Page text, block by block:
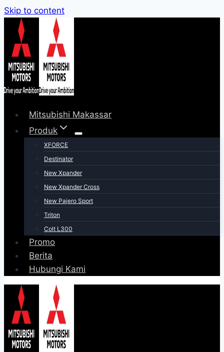
Skip to content
Mitsubishi Makassar
Produk
XFORCE
Destinator
New Xpander
New Xpander Cross
New Pajero Sport
Triton
Colt L300
Promo
Berita
Hubungi Kami